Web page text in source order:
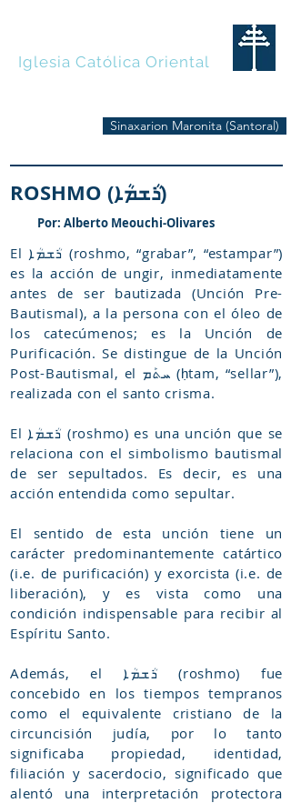
Iglesia Católica Oriental
Sinaxarion Maronita (Santoral)
ROSHMO (ܪܳܫܡܳܐ)
Por: Alberto Meouchi-Olivares
El ܪܳܫܡܳܐ (roshmo, “grabar”, “estampar”)
es la acción de ungir, inmediatamente
antes de ser bautizada (Unción Pre-
Bautismal), a la persona con el óleo de
los catecúmenos; es la Unción de
Purificación. Se distingue de la Unción
Post-Bautismal, el ܚܬܰܡ (ḥtam, “sellar”),
realizada con el santo crisma.
El ܪܳܫܡܳܐ (roshmo) es una unción que se
relaciona con el simbolismo bautismal
de ser sepultados. Es decir, es una
acción entendida como sepultar.
El sentido de esta unción tiene un
carácter predominantemente catártico
(i.e. de purificación) y exorcista (i.e. de
liberación), y es vista como una
condición indispensable para recibir al
Espíritu Santo.
Además, el ܪܳܫܡܳܐ (roshmo) fue
concebido en los tiempos tempranos
como el equivalente cristiano de la
circuncisión judía, por lo tanto
significaba propiedad, identidad,
filiación y sacerdocio, significado que
alentó una interpretación protectora